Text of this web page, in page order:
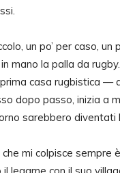
un po’ per caso, un
mano la palla da
casa rugbistica —
dopo passo, inizia a
sarebbero diventati
mi colpisce sempre